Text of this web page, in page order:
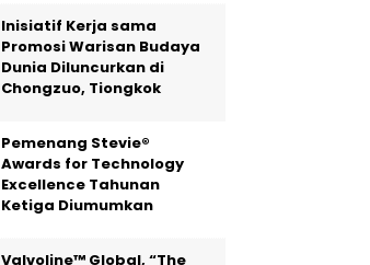
Inisiatif Kerja sama
Promosi Warisan Budaya
Dunia Diluncurkan di
Chongzuo, Tiongkok
Pemenang Stevie®
Awards for Technology
Excellence Tahunan
Ketiga Diumumkan
Valvoline™ Global, “The